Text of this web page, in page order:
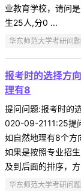
业教育学校，请问
生25人,分0 ...
华东师范大学考研问题
报考时的选择方
理有8
提问问题:报考时的
020-09-2111:25提
如自然地理有8个方
如果是按照专业招
及到后面的排序，
华东师范大学考研问题